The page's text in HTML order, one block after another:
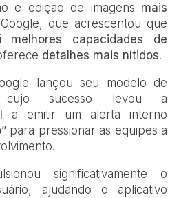
e edição de imagens mais
que acrescentou que
melhores capacidades de
detalhes mais nítidos.
lançou seu modelo de
sucesso levou a
a emitir um alerta interno
para pressionar as equipes a
significativamente o
ajudando o aplicativo